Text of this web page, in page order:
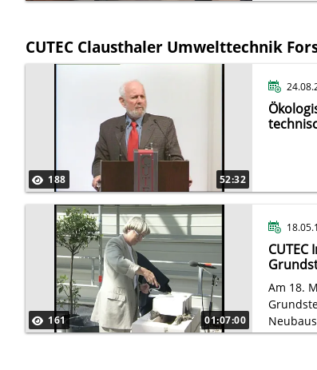
CUTEC Clausthaler Umwelttechnik
188 52:32
161 01:07:00
Am 18.